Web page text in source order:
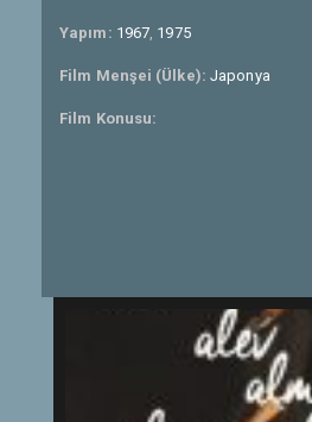
Yapım: 1967, 1975
Film Menşei (Ülke): Japonya
Film Konusu: